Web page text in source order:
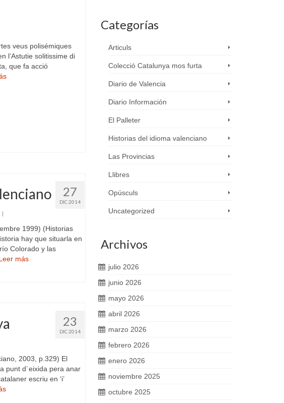
veus polisémiques
l’Astutie solitissime di
que fa acció
27
DIC 2014
1999) (Historias
hay que situarla en
Colorado y las
más
23
DIC 2014
2003, p.329) El
punt d´eixida pera anar
escriu en ‘i’
Categorías
Articuls
Colecció Catalunya mos furta
Diario de Valencia
Diario Información
El Palleter
Historias del idioma valenciano
Las Provincias
Llibres
Opúsculs
Uncategorized
Archivos
julio 2026
junio 2026
mayo 2026
abril 2026
marzo 2026
febrero 2026
enero 2026
noviembre 2025
octubre 2025